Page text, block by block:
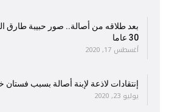
بعد طلاقه من أصالة.. صور حبيبة طارق
30 عاما
أغسطس 17, 2020
إنتقادات لاذعة لإبنة أصالة بسبب
يوليو 23, 2020